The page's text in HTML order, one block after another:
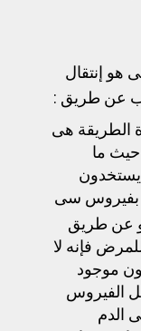
هو إنتقال
عن طريق :
الطريقة هى
حيث ما
يستخدون
بفيروس سى
عن طريق
فإنه لا
موجود
الفيروس
الدم